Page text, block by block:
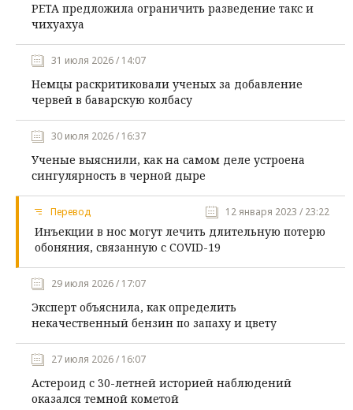
PETA предложила ограничить разведение такс и
чихуахуа
31 июля 2026 / 14:07
Немцы раскритиковали ученых за добавление
червей в баварскую колбасу
30 июля 2026 / 16:37
Ученые выяснили, как на самом деле устроена
сингулярность в черной дыре
Перевод 12 января 2023 / 23:22
Инъекции в нос могут лечить длительную потерю
обоняния, связанную с COVID-19
29 июля 2026 / 17:07
Эксперт объяснила, как определить
некачественный бензин по запаху и цвету
27 июля 2026 / 16:07
Астероид с 30-летней историей наблюдений
оказался темной кометой